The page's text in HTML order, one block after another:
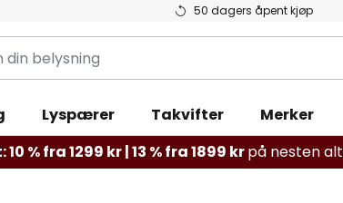
50 dagers åpent kjøp
Lyspærer Takvifter Merker
% fra 1299 kr | 13 % fra 1899 krpå nesten alt